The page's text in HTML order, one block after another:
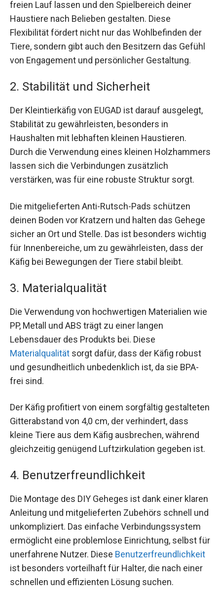
freien Lauf lassen und den Spielbereich deiner
Haustiere nach Belieben gestalten. Diese
Flexibilität fördert nicht nur das Wohlbefinden der
Tiere, sondern gibt auch den Besitzern das Gefühl
von Engagement und persönlicher Gestaltung.
2. Stabilität und Sicherheit
Der Kleintierkäfig von EUGAD ist darauf ausgelegt,
Stabilität zu gewährleisten, besonders in
Haushalten mit lebhaften kleinen Haustieren.
Durch die Verwendung eines kleinen Holzhammers
lassen sich die Verbindungen zusätzlich
verstärken, was für eine robuste Struktur sorgt.
Die mitgelieferten Anti-Rutsch-Pads schützen
deinen Boden vor Kratzern und halten das Gehege
sicher an Ort und Stelle. Das ist besonders wichtig
für Innenbereiche, um zu gewährleisten, dass der
Käfig bei Bewegungen der Tiere stabil bleibt.
3. Materialqualität
Die Verwendung von hochwertigen Materialien wie
PP, Metall und ABS trägt zu einer langen
Lebensdauer des Produkts bei. Diese
Materialqualität sorgt dafür, dass der Käfig robust
und gesundheitlich unbedenklich ist, da sie BPA-
frei sind.
Der Käfig profitiert von einem sorgfältig gestalteten
Gitterabstand von 4,0 cm, der verhindert, dass
kleine Tiere aus dem Käfig ausbrechen, während
gleichzeitig genügend Luftzirkulation gegeben ist.
4. Benutzerfreundlichkeit
Die Montage des DIY Geheges ist dank einer klaren
Anleitung und mitgelieferten Zubehörs schnell und
unkompliziert. Das einfache Verbindungssystem
ermöglicht eine problemlose Einrichtung, selbst für
unerfahrene Nutzer. Diese Benutzerfreundlichkeit
ist besonders vorteilhaft für Halter, die nach einer
schnellen und effizienten Lösung suchen.